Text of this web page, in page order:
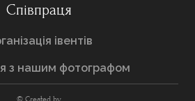
Співпраця
івентів
з нашим фотографом
© Created by